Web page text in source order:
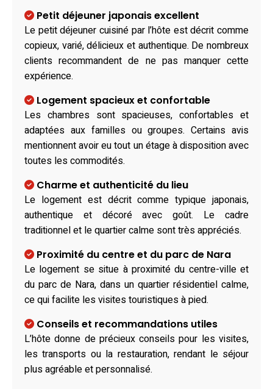
Petit déjeuner japonais excellent
Le petit déjeuner cuisiné par l’hôte est décrit comme
copieux, varié, délicieux et authentique. De nombreux
clients recommandent de ne pas manquer cette
expérience.
Logement spacieux et confortable
Les chambres sont spacieuses, confortables et
adaptées aux familles ou groupes. Certains avis
mentionnent avoir eu tout un étage à disposition avec
toutes les commodités.
Charme et authenticité du lieu
Le logement est décrit comme typique japonais,
authentique et décoré avec goût. Le cadre
traditionnel et le quartier calme sont très appréciés.
Proximité du centre et du parc de Nara
Le logement se situe à proximité du centre-ville et
du parc de Nara, dans un quartier résidentiel calme,
ce qui facilite les visites touristiques à pied.
Conseils et recommandations utiles
L’hôte donne de précieux conseils pour les visites,
les transports ou la restauration, rendant le séjour
plus agréable et personnalisé.